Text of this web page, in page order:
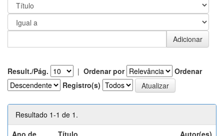
Result./Pág. | Ordenar por
Ordenar
Registro(s)
Resultado 1-1 de 1.
Ano de
Título Autor(es)